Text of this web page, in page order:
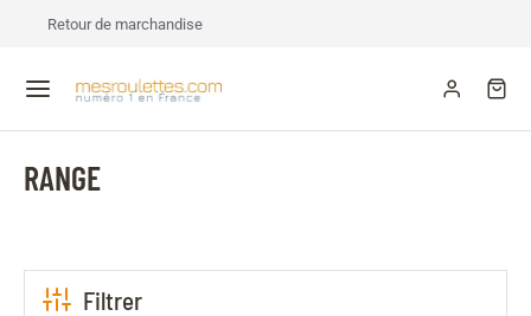
Retour de marchandise
RANGE
Filtrer